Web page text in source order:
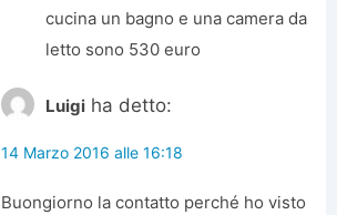
cucina un bagno e una camera da
letto sono 530 euro
Luigi ha detto:
14 Marzo 2016 alle 16:18
Buongiorno la contatto perché ho visto